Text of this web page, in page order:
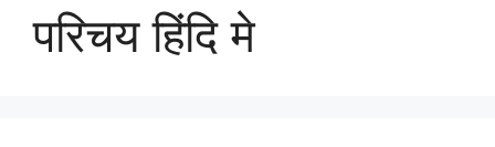
परिचय हिंदि मे